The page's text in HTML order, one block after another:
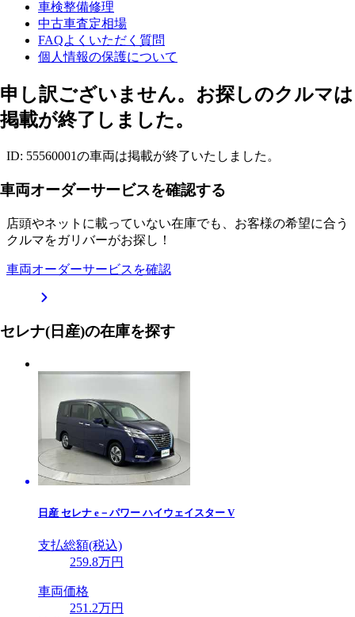
車検整備修理
中古車査定相場
FAQよくいただく質問
個人情報の保護について
申し訳ございません。お探しのクルマは
掲載が終了しました。
ID: 55560001の車両は掲載が終了いたしました。
車両オーダーサービスを確認する
店頭やネットに載っていない在庫でも、お客様の希望に合う
クルマをガリバーがお探し！
車両オーダーサービスを確認
セレナ(日産)の在庫を探す
日産 セレナ e－パワー ハイウェイスター V
支払総額(税込)
259.8万円
車両価格
251.2万円